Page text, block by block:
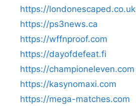
https://londonescaped.co.uk
https://ps3news.ca
https://wffnproof.com
https://dayofdefeat.fi
https://championeleven.com
https://kasynomaxi.com
https://mega-matches.com